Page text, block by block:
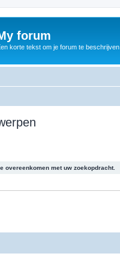
forum
korte tekst om je forum te beschrijven
overeenkomen met uw zoekopdracht.